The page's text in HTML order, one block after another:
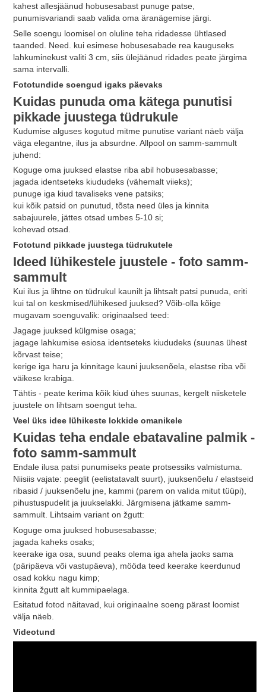
kahest allesjäänud hobusesabast punuge patse,
punumisvariandi saab valida oma äranägemise järgi.
Selle soengu loomisel on oluline teha ridadesse ühtlased
taanded. Need. kui esimese hobusesabade rea kauguseks
lahkuminekust valiti 3 cm, siis ülejäänud ridades peate järgima
sama intervalli.
Fototundide soengud igaks päevaks
Kuidas punuda oma kätega punutisi
pikkade juustega tüdrukule
Kudumise alguses kogutud mitme punutise variant näeb välja
väga elegantne, ilus ja absurdne. Allpool on samm-sammult
juhend:
Koguge oma juuksed elastse riba abil hobusesabasse;
jagada identseteks kiududeks (vähemalt viieks);
punuge iga kiud tavaliseks vene patsiks;
kui kõik patsid on punutud, tõsta need üles ja kinnita
sabajuurele, jättes otsad umbes 5-10 si;
kohevad otsad.
Fototund pikkade juustega tüdrukutele
Ideed lühikestele juustele - foto samm-
sammult
Kui ilus ja lihtne on tüdrukul kaunilt ja lihtsalt patsi punuda, eriti
kui tal on keskmised/lühikesed juuksed? Võib-olla kõige
mugavam soenguvalik: originaalsed teed:
Jagage juuksed külgmise osaga;
jagage lahkumise esiosa identseteks kiududeks (suunas ühest
kõrvast teise;
kerige iga haru ja kinnitage kauni juuksenõela, elastse riba või
väikese krabiga.
Tähtis - peate kerima kõik kiud ühes suunas, kergelt niisketele
juustele on lihtsam soengut teha.
Veel üks idee lühikeste lokkide omanikele
Kuidas teha endale ebatavaline palmik -
foto samm-sammult
Endale ilusa patsi punumiseks peate protsessiks valmistuma.
Niisiis vajate: peeglit (eelistatavalt suurt), juuksenõelu / elastseid
ribasid / juuksenõelu jne, kammi (parem on valida mitut tüüpi),
pihustuspudelit ja juukselakki. Järgmisena jätkame samm-
sammult. Lihtsaim variant on žgutt:
Koguge oma juuksed hobusesabasse;
jagada kaheks osaks;
keerake iga osa, suund peaks olema iga ahela jaoks sama
(päripäeva või vastupäeva), mööda teed keerake keerdunud
osad kokku nagu kimp;
kinnita žgutt alt kummipaelaga.
Esitatud fotod näitavad, kui originaalne soeng pärast loomist
välja näeb.
Videotund